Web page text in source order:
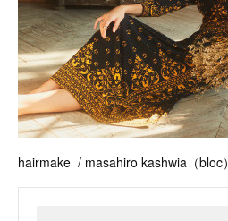
hairmake / masahiro kashwia（bloc）